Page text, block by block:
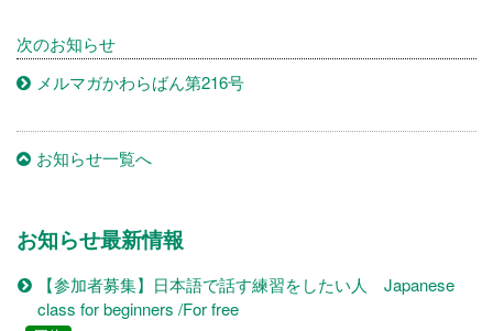
次のお知らせ
メルマガかわらばん第216号
お知らせ一覧へ
お知らせ最新情報
【参加者募集】日本語で話す練習をしたい人 Japanese
class for beginners /For free